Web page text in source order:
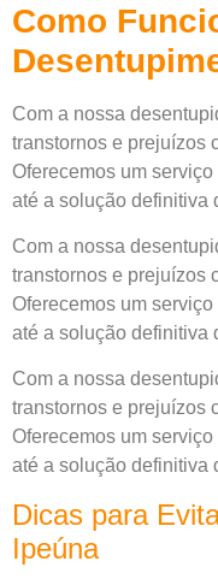
Como
Com a nossa
transtornos e prejuízos
Oferecemos um
até a solução definitiva
Com a nossa
transtornos e prejuízos
Oferecemos um
até a solução definitiva
Com a nossa
transtornos e prejuízos
Oferecemos um
até a solução definitiva
Dicas para
Ipeúna